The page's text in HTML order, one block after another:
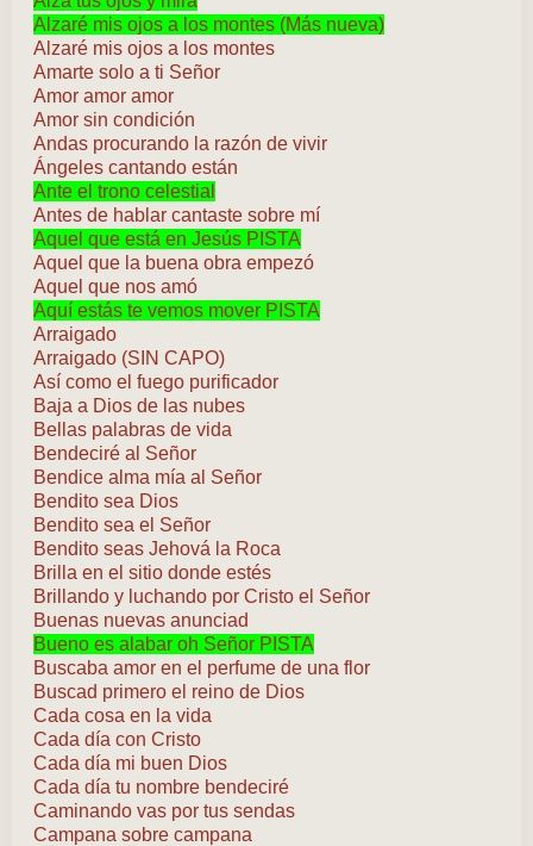
Alzaré mis ojos a los montes (Más nueva)
Alzaré mis ojos a los montes
Amarte solo a ti Señor
Amor amor amor
Amor sin condición
Andas procurando la razón de vivir
Ángeles cantando están
Ante el trono celestial
Antes de hablar cantaste sobre mí
Aquel que está en Jesús PISTA
Aquel que la buena obra empezó
Aquel que nos amó
Aquí estás te vemos mover PISTA
Arraigado
Arraigado (SIN CAPO)
Así como el fuego purificador
Baja a Dios de las nubes
Bellas palabras de vida
Bendeciré al Señor
Bendice alma mía al Señor
Bendito sea Dios
Bendito sea el Señor
Bendito seas Jehová la Roca
Brilla en el sitio donde estés
Brillando y luchando por Cristo el Señor
Buenas nuevas anunciad
Bueno es alabar oh Señor PISTA
Buscaba amor en el perfume de una flor
Buscad primero el reino de Dios
Cada cosa en la vida
Cada día con Cristo
Cada día mi buen Dios
Cada día tu nombre bendeciré
Caminando vas por tus sendas
Campana sobre campana